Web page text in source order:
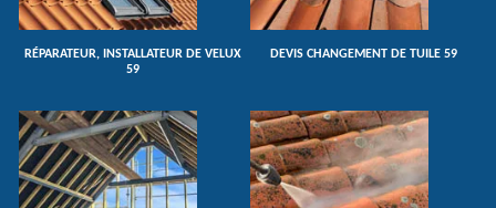
RÉPARATEUR, INSTALLATEUR DE VELUX
59
DEVIS CHANGEMENT DE TUILE 59